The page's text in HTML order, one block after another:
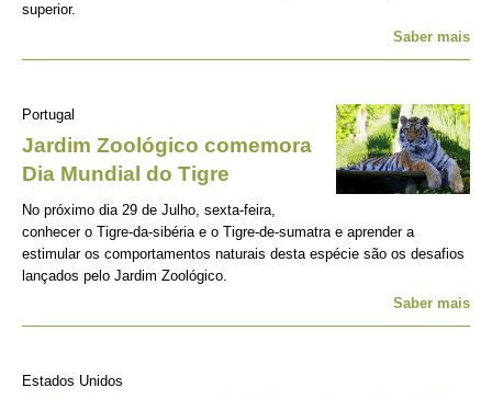
superior.
Saber mais
Portugal
Jardim Zoológico comemora
Dia Mundial do Tigre
No próximo dia 29 de Julho, sexta-feira,
conhecer o Tigre-da-sibéria e o Tigre-de-sumatra e aprender a
estimular os comportamentos naturais desta espécie são os desafios
lançados pelo Jardim Zoológico.
Saber mais
Estados Unidos